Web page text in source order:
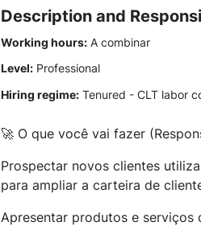
Description and
Working hours: A combinar
Level: Professional
Hiring regime: Tenured - CLT labor
🚀 O que você vai fazer
Prospectar novos clientes
para ampliar a carteira de
Apresentar produtos e serviços